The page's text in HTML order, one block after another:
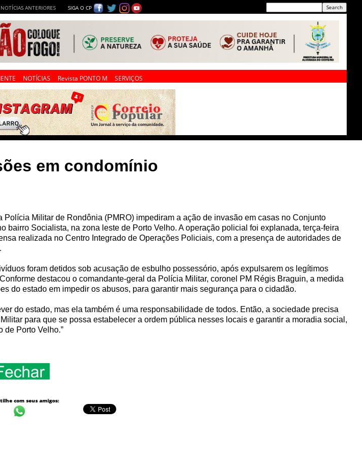
ANTERIORES SIGA O CP
NOTÍCIAS Revista PONTO M SERVIÇOS
em condomínio
Polícia Militar de Rondônia (PMRO) impediram a ação de invasão em casas no Conjunto
bairro Socialista, na zona leste de Porto Velho. A operação policial foi explanada, terça-feira
realizada no Centro Integrado de Operações Policiais, com a presença de autoridades de
foram detidos sob acusação de esbulho possessório, após expulsarem os legítimos
destacou o comandante-geral da Polícia Militar, coronel PM Régis Braguin, a medida
do estado em impedir os abusos, para garantir mais segurança para o cidadão.
do estado, mas ela também é uma responsabilidade de todos. Então, a sociedade precisa
para que se possa estabelecer a ordem pública nesses locais e garantir a moradia social,
de Porto Velho.”
com seus amigos: